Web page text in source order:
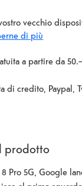
vecchio
di più
a partire da
di credito, Paypal,
prodotto
Pro 5G, Google